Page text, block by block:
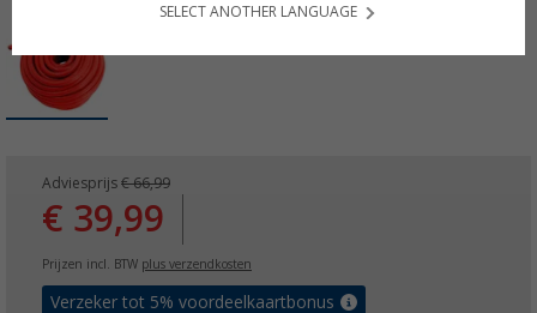
Adviesprijs € 66,99
€ 39,99
Prijzen incl. BTW plus verzendkosten
Verzeker tot 5% voordeelkaartbonus
SELECT ANOTHER LANGUAGE